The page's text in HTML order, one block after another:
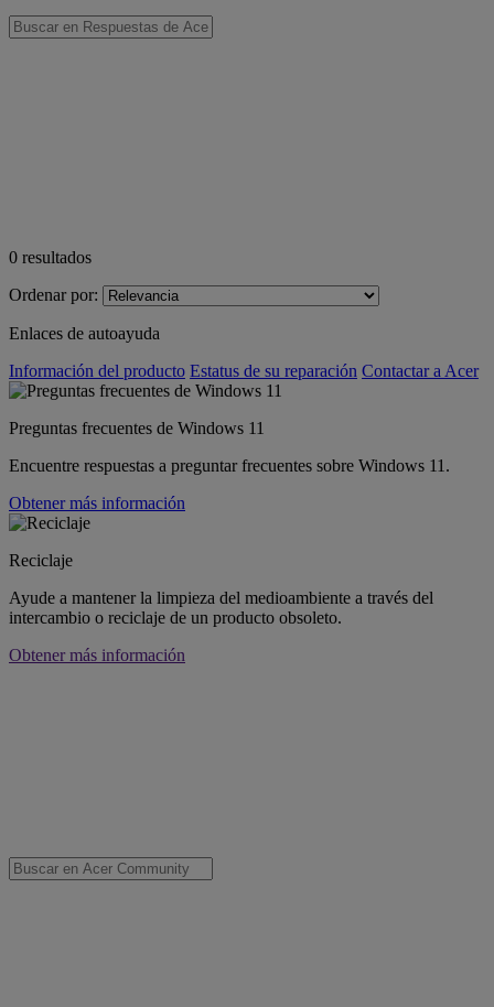
0 resultados
Ordenar por:
Enlaces de autoayuda
Información del producto Estatus de su reparación Contactar a Acer
Preguntas frecuentes de Windows 11
Encuentre respuestas a preguntar frecuentes sobre Windows 11.
Obtener más información
Reciclaje
Ayude a mantener la limpieza del medioambiente a través del
intercambio o reciclaje de un producto obsoleto.
Obtener más información